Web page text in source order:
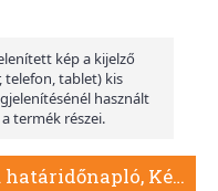
kép a kijelző
telefon, tablet) kis
használt
termék részei.
Madeira, B5 heti beosztású határidőnapló, Kék-Narancs